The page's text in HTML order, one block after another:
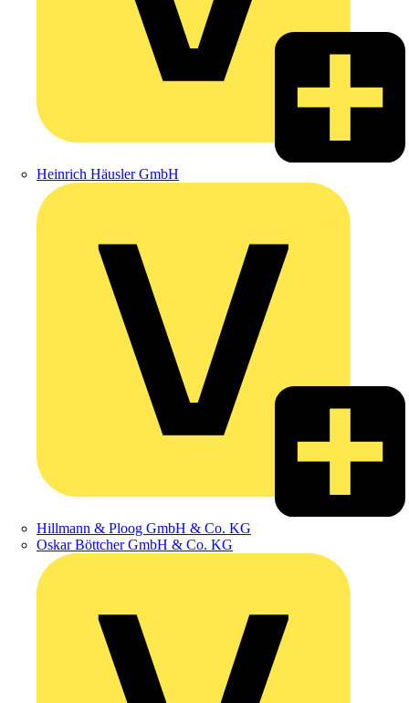
Heinrich Häusler GmbH
Hillmann & Ploog GmbH & Co. KG
Oskar Böttcher GmbH & Co. KG